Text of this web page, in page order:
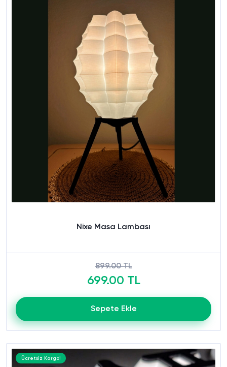
Nixe Masa Lambası
899.00 TL
699.00 TL
Sepete Ekle
Ücretsiz Kargo!